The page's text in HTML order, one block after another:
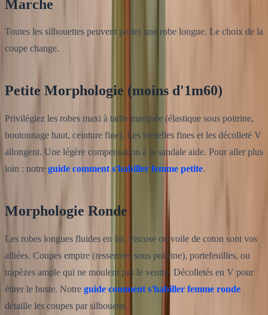
Marche
Toutes les silhouettes peuvent porter une robe longue. Le choix de la
coupe change.
Petite Morphologie (moins d'1m60)
Privilégiez les robes maxi à taille marquée (élastique sous poitrine,
boutonnage haut, ceinture fine). Les bretelles fines et les décolleté V
allongent. Une légère compensation à la sandale aide. Pour aller plus
loin : notre guide comment s'habiller femme petite.
Morphologie Ronde
Les robes longues fluides en lin, viscose ou voile de coton sont vos
alliées. Coupes empire (resserrées sous poitrine), portefeuilles, ou
trapèzes ample qui ne moulent pas le ventre. Décolletés en V pour
étirer le buste. Notre guide comment s'habiller femme ronde
détaille les coupes par silhouette.